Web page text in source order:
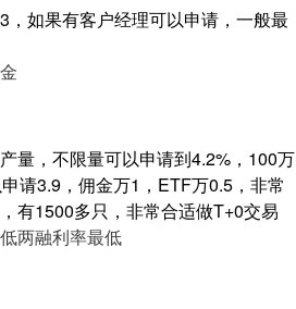
，如果有客户经理可以申请，一般最
量，不限量可以申请到4.2%，100万
请3.9，佣金万1，ETF万0.5，非常
有1500多只，非常合适做T+0交易
两融利率最低